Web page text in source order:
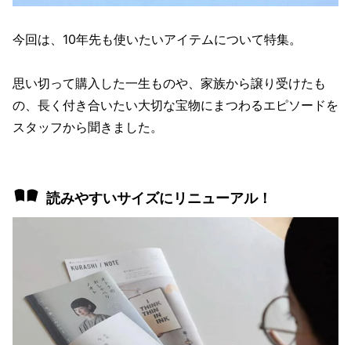
今回は、10年先も使いたいアイテムについて特集。
思い切って購入した一生ものや、家族から譲り受けたも
の、長く付き合いたい大切な宝物にまつわるエピソードを
スタッフから聞きました。
読みやすいサイズにリニューアル！